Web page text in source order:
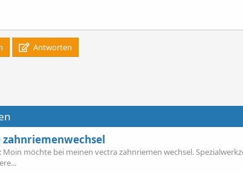
Antworten
zahnriemenwechsel
Moin möchte bei meinen vectra zahnriemen wechsel.